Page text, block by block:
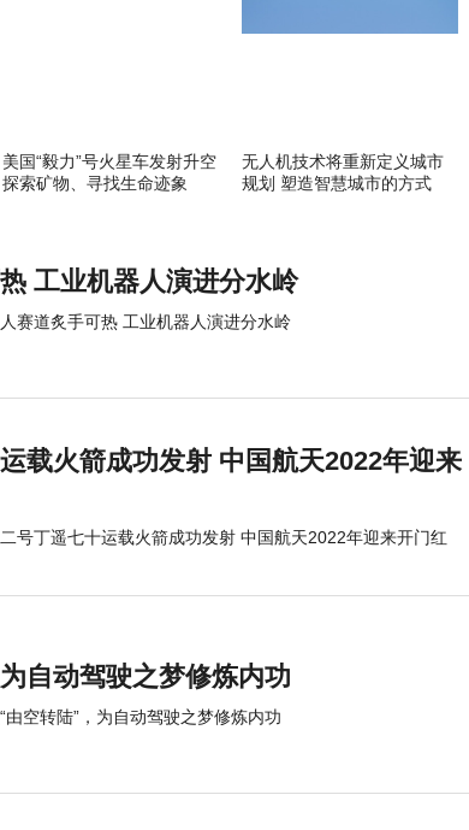
美国“毅力”号火星车发射升空
探索矿物、寻找生命迹象
无人机技术将重新定义城市
规划 塑造智慧城市的方式
工业机器人演进分水岭
赛道炙手可热 工业机器人演进分水岭
载火箭成功发射 中国航天2022年迎来
号丁遥七十运载火箭成功发射 中国航天2022年迎来开门红
自动驾驶之梦修炼内功
由空转陆”，为自动驾驶之梦修炼内功